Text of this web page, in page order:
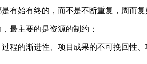
有始有终的，而不是不断重复，周而复
最主要的是资源的制约；
程的渐进性、项目成果的不可挽回性